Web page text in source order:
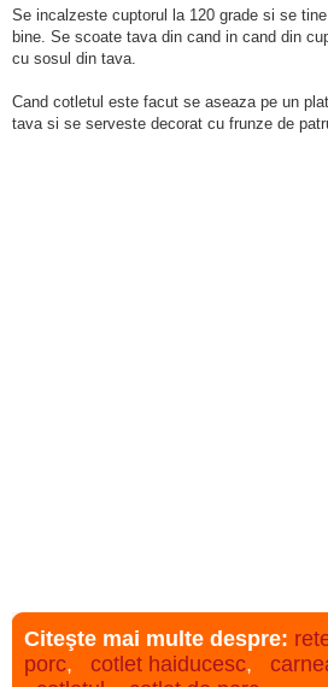
Se incalzeste cuptorul la 120 grade si se
bine. Se scoate tava din cand in cand din
cu sosul din tava.
Cand cotletul este facut se aseaza pe un
tava si se serveste decorat cu frunze de
Citeşte mai multe despre:
porc, cotlet haiducesc,